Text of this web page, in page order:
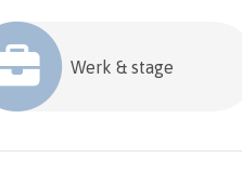
Werk & stage